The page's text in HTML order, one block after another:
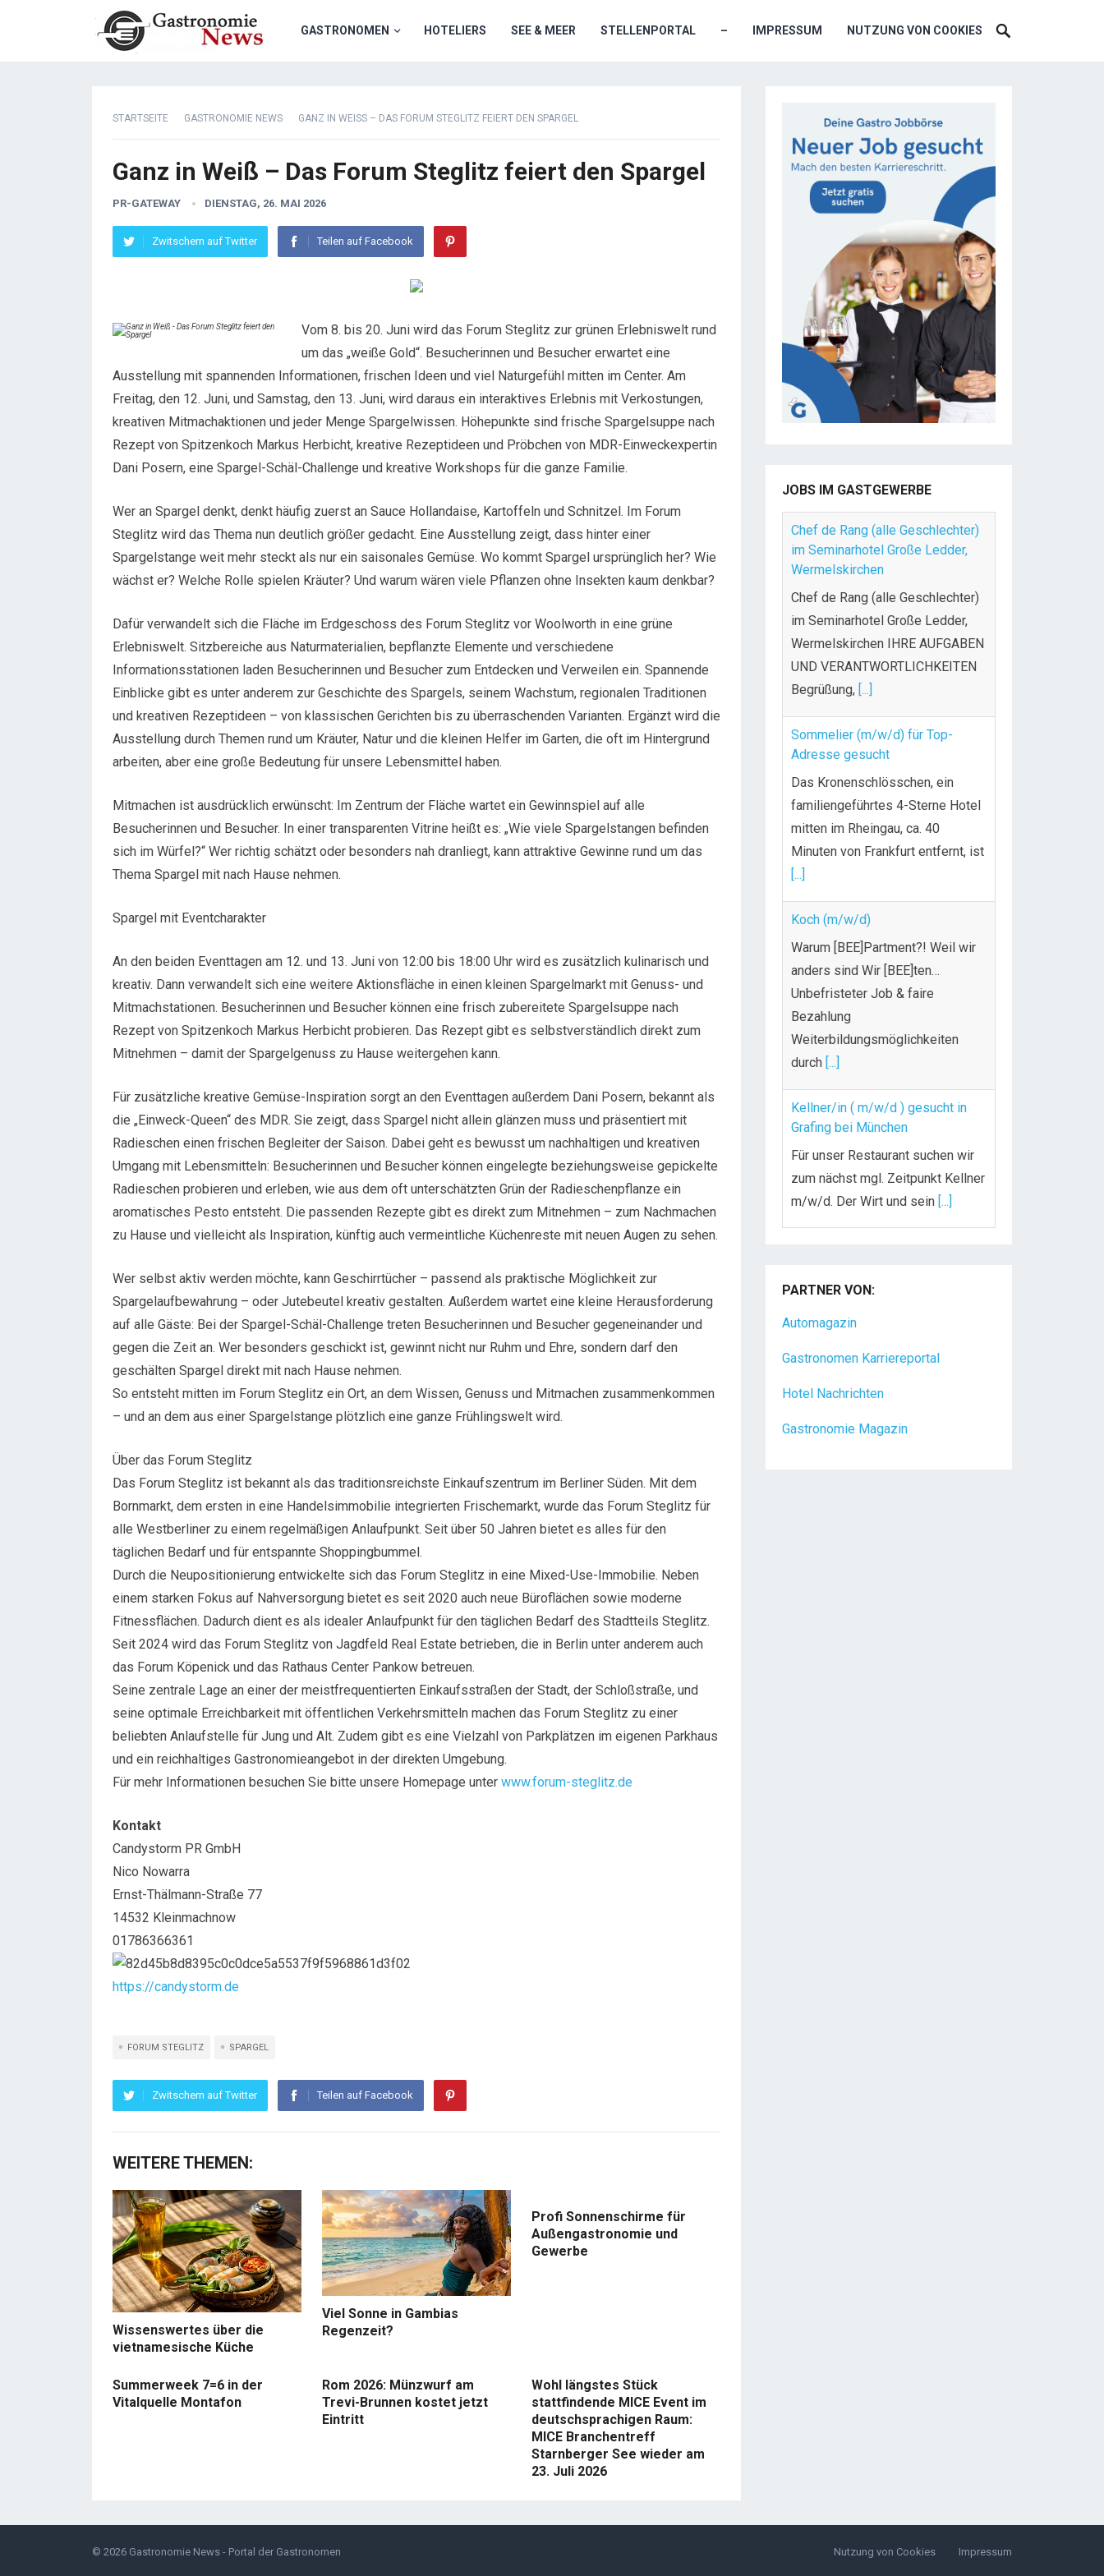
GASTRONOMEN HOTELIERS SEE & MEER STELLENPORTAL – IMPRESSUM NUTZUNG VON COOKIES
STARTSEITE GASTRONOMIE NEWS GANZ IN WEISS – DAS FORUM STEGLITZ FEIERT DEN SPARGEL
Ganz in Weiß – Das Forum Steglitz feiert den Spargel
PR-GATEWAY DIENSTAG, 26. MAI 2026
Zwitschern auf Twitter Teilen auf Facebook
Vom 8. bis 20. Juni wird das Forum Steglitz zur grünen Erlebniswelt rund
um das „weiße Gold“. Besucherinnen und Besucher erwartet eine
Ausstellung mit spannenden Informationen, frischen Ideen und viel Naturgefühl mitten im Center. Am
Freitag, den 12. Juni, und Samstag, den 13. Juni, wird daraus ein interaktives Erlebnis mit Verkostungen,
kreativen Mitmachaktionen und jeder Menge Spargelwissen. Höhepunkte sind frische Spargelsuppe nach
Rezept von Spitzenkoch Markus Herbicht, kreative Rezeptideen und Pröbchen von MDR-Einweckexpertin
Dani Posern, eine Spargel-Schäl-Challenge und kreative Workshops für die ganze Familie.
Wer an Spargel denkt, denkt häufig zuerst an Sauce Hollandaise, Kartoffeln und Schnitzel. Im Forum
Steglitz wird das Thema nun deutlich größer gedacht. Eine Ausstellung zeigt, dass hinter einer
Spargelstange weit mehr steckt als nur ein saisonales Gemüse. Wo kommt Spargel ursprünglich her? Wie
wächst er? Welche Rolle spielen Kräuter? Und warum wären viele Pflanzen ohne Insekten kaum denkbar?
Dafür verwandelt sich die Fläche im Erdgeschoss des Forum Steglitz vor Woolworth in eine grüne
Erlebniswelt. Sitzbereiche aus Naturmaterialien, bepflanzte Elemente und verschiedene
Informationsstationen laden Besucherinnen und Besucher zum Entdecken und Verweilen ein. Spannende
Einblicke gibt es unter anderem zur Geschichte des Spargels, seinem Wachstum, regionalen Traditionen
und kreativen Rezeptideen – von klassischen Gerichten bis zu überraschenden Varianten. Ergänzt wird die
Ausstellung durch Themen rund um Kräuter, Natur und die kleinen Helfer im Garten, die oft im Hintergrund
arbeiten, aber eine große Bedeutung für unsere Lebensmittel haben.
Mitmachen ist ausdrücklich erwünscht: Im Zentrum der Fläche wartet ein Gewinnspiel auf alle
Besucherinnen und Besucher. In einer transparenten Vitrine heißt es: „Wie viele Spargelstangen befinden
sich im Würfel?“ Wer richtig schätzt oder besonders nah dranliegt, kann attraktive Gewinne rund um das
Thema Spargel mit nach Hause nehmen.
Spargel mit Eventcharakter
An den beiden Eventtagen am 12. und 13. Juni von 12:00 bis 18:00 Uhr wird es zusätzlich kulinarisch und
kreativ. Dann verwandelt sich eine weitere Aktionsfläche in einen kleinen Spargelmarkt mit Genuss- und
Mitmachstationen. Besucherinnen und Besucher können eine frisch zubereitete Spargelsuppe nach
Rezept von Spitzenkoch Markus Herbicht probieren. Das Rezept gibt es selbstverständlich direkt zum
Mitnehmen – damit der Spargelgenuss zu Hause weitergehen kann.
Für zusätzliche kreative Gemüse-Inspiration sorgt an den Eventtagen außerdem Dani Posern, bekannt als
die „Einweck-Queen“ des MDR. Sie zeigt, dass Spargel nicht allein glänzen muss und präsentiert mit
Radieschen einen frischen Begleiter der Saison. Dabei geht es bewusst um nachhaltigen und kreativen
Umgang mit Lebensmitteln: Besucherinnen und Besucher können eingelegte beziehungsweise gepickelte
Radieschen probieren und erleben, wie aus dem oft unterschätzten Grün der Radieschenpflanze ein
aromatisches Pesto entsteht. Die passenden Rezepte gibt es direkt zum Mitnehmen – zum Nachmachen
zu Hause und vielleicht als Inspiration, künftig auch vermeintliche Küchenreste mit neuen Augen zu sehen.
Wer selbst aktiv werden möchte, kann Geschirrtücher – passend als praktische Möglichkeit zur
Spargelaufbewahrung – oder Jutebeutel kreativ gestalten. Außerdem wartet eine kleine Herausforderung
auf alle Gäste: Bei der Spargel-Schäl-Challenge treten Besucherinnen und Besucher gegeneinander und
gegen die Zeit an. Wer besonders geschickt ist, gewinnt nicht nur Ruhm und Ehre, sondern darf den
geschälten Spargel direkt mit nach Hause nehmen.
So entsteht mitten im Forum Steglitz ein Ort, an dem Wissen, Genuss und Mitmachen zusammenkommen
– und an dem aus einer Spargelstange plötzlich eine ganze Frühlingswelt wird.
Über das Forum Steglitz
Das Forum Steglitz ist bekannt als das traditionsreichste Einkaufszentrum im Berliner Süden. Mit dem
Bornmarkt, dem ersten in eine Handelsimmobilie integrierten Frischemarkt, wurde das Forum Steglitz für
alle Westberliner zu einem regelmäßigen Anlaufpunkt. Seit über 50 Jahren bietet es alles für den
täglichen Bedarf und für entspannte Shoppingbummel.
Durch die Neupositionierung entwickelte sich das Forum Steglitz in eine Mixed-Use-Immobilie. Neben
einem starken Fokus auf Nahversorgung bietet es seit 2020 auch neue Büroflächen sowie moderne
Fitnessflächen. Dadurch dient es als idealer Anlaufpunkt für den täglichen Bedarf des Stadtteils Steglitz.
Seit 2024 wird das Forum Steglitz von Jagdfeld Real Estate betrieben, die in Berlin unter anderem auch
das Forum Köpenick und das Rathaus Center Pankow betreuen.
Seine zentrale Lage an einer der meistfrequentierten Einkaufsstraßen der Stadt, der Schloßstraße, und
seine optimale Erreichbarkeit mit öffentlichen Verkehrsmitteln machen das Forum Steglitz zu einer
beliebten Anlaufstelle für Jung und Alt. Zudem gibt es eine Vielzahl von Parkplätzen im eigenen Parkhaus
und ein reichhaltiges Gastronomieangebot in der direkten Umgebung.
Für mehr Informationen besuchen Sie bitte unsere Homepage unter www.forum-steglitz.de
Kontakt
Candystorm PR GmbH
Nico Nowarra
Ernst-Thälmann-Straße 77
14532 Kleinmachnow
01786366361
https://candystorm.de
FORUM STEGLITZ SPARGEL
Zwitschern auf Twitter Teilen auf Facebook
WEITERE THEMEN:
Wissenswertes über die
vietnamesische Küche
Viel Sonne in Gambias
Regenzeit?
Profi Sonnenschirme für
Außengastronomie und
Gewerbe
Summerweek 7=6 in der
Vitalquelle Montafon
Rom 2026: Münzwurf am
Trevi-Brunnen kostet jetzt
Eintritt
Wohl längstes Stück
stattfindende MICE Event im
deutschsprachigen Raum:
MICE Branchentreff
Starnberger See wieder am
23. Juli 2026
JOBS IM GASTGEWERBE
Chef de Rang (alle Geschlechter)
im Seminarhotel Große Ledder,
Wermelskirchen
Chef de Rang (alle Geschlechter)
im Seminarhotel Große Ledder,
Wermelskirchen IHRE AUFGABEN
UND VERANTWORTLICHKEITEN
Begrüßung, [...]
Sommelier (m/w/d) für Top-
Adresse gesucht
Das Kronenschlösschen, ein
familiengeführtes 4-Sterne Hotel
mitten im Rheingau, ca. 40
Minuten von Frankfurt entfernt, ist
[...]
Koch (m/w/d)
Warum [BEE]Partment?! Weil wir
anders sind Wir [BEE]ten…
Unbefristeter Job & faire
Bezahlung
Weiterbildungsmöglichkeiten
durch [...]
Kellner/in ( m/w/d ) gesucht in
Grafing bei München
Für unser Restaurant suchen wir
zum nächst mgl. Zeitpunkt Kellner
m/w/d. Der Wirt und sein [...]
Dein Arbeitsplatz mit
Urlaubsfeeling Chef de Rang
Leidenschaft und liebst[...]
PARTNER VON:
Automagazin
Gastronomen Karriereportal
Hotel Nachrichten
Gastronomie Magazin
© 2026 Gastronomie News - Portal der Gastronomen Nutzung von Cookies Impressum